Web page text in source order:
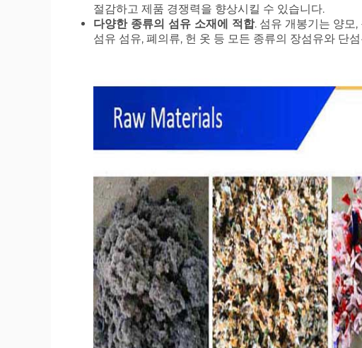
절감하고 제품 경쟁력을 향상시킬 수 있습니다.
다양한 종류의 섬유 소재에 적합. 섬유 개봉기는 양모,
섬유 섬유, 폐의류, 헌 옷 등 모든 종류의 장섬유와 단